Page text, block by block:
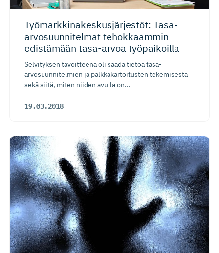
Työmarkki­na­kes­kus­jär­jestöt: Tasa-
arvo­suun­ni­telmat tehokkaammin
edistämään tasa-arvoa työpaikoilla
Selvityksen tavoitteena oli saada tietoa tasa-
arvosuunnitelmien ja palkkakartoitusten tekemisestä
sekä siitä, miten niiden avulla on...
19.03.2018